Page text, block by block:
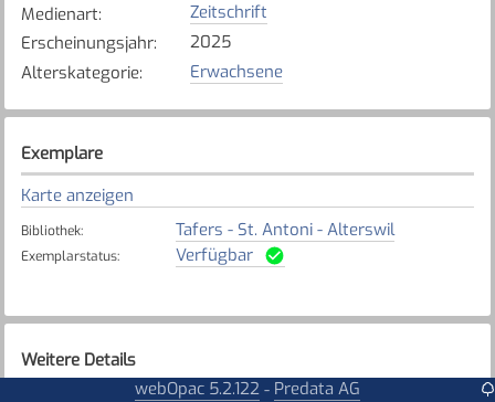
Medienart:
Zeitschrift
Erscheinungsjahr:
2025
Alterskategorie: Erwachsene
Exemplare
Karte anzeigen
Bibliothek: Tafers - St. Antoni - Alterswil
Exemplarstatus: Verfügbar
Weitere Details
webOpac 5.2.122 - Predata AG